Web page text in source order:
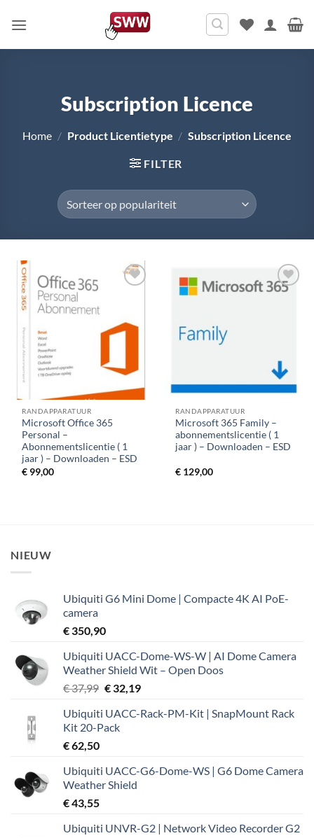
naar
Subscription Licence
Home / Product Licentietype / Subscription Licence
FILTER
RANDAPPARATUUR
Microsoft Office 365
Personal –
Abonnementslicentie ( 1
jaar ) – Downloaden – ESD
€ 99,00
RANDAPPARATUUR
Microsoft 365 Family –
abonnementslicentie ( 1
jaar ) – Downloaden – ESD
€ 129,00
NIEUW
Ubiquiti G6 Mini Dome | Compacte 4K AI PoE-
camera
€ 350,90
Ubiquiti UACC-Dome-WS-W | AI Dome Camera
Weather Shield Wit – Open Doos
€37,99 Oorspronkelijke
was:
€ 37,99.
€32,19Huidige
is:
Ubiquiti UACC-Rack-PM-Kit | SnapMount Rack
Kit 20-Pack
€62,50
Ubiquiti UACC-G6-Dome-WS | G6 Dome Camera
Weather Shield
€43,55
Ubiquiti UNVR-G2 | Network Video Recorder G2